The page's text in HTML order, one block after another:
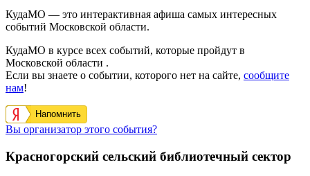
КудаМО — это интерактивная афиша самых интересных
событий Московской области.
КудаМО в курсе всех событий, которые пройдут в
Московской области .
Если вы знаете о событии, которого нет на сайте, сообщите
нам!
Напомнить
Вы организатор этого события?
Красногорский сельский библиотечный сектор